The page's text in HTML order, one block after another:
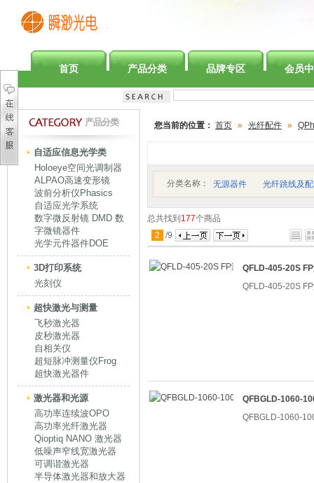
首页 产品分类 品牌专区 会员
产品分类
自适应信息光学类
Holoeye空间光调制器
ALPAO高速变形镜
波前分析仪Phasics
自适应光学系统
数字微反射镜 DMD 数
字微镜器件
光学元件器件DOE
3D打印系统
光刻仪
超快激光与测量
飞秒激光器
皮秒激光器
自相关仪
超短脉冲测量仪Frog
超快激光器件
激光器和光源
高功率连续波OPO
高功率光纤激光器
Qioptiq NANO 激光器
低噪声窄线宽激光器
可调谐激光器
半导体激光器和放大器
您当前的位置： 首页 » 光纤配件 »
分类名称： 无源器件 光纤跳线及
总共找到 177个商品
2
/9
QFLD-405-20S
QFLD-405-20S
QFBGLD-1060-
QFBGLD-1060-